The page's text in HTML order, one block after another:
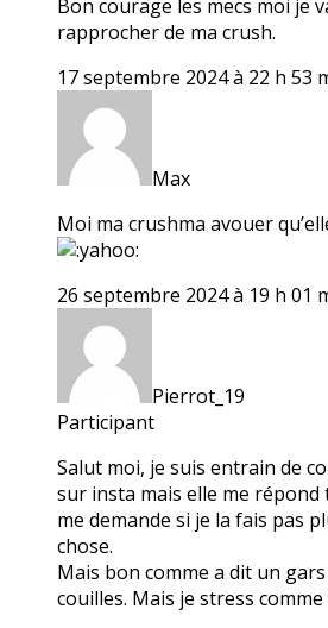
Bon courage les mecs moi je
rapprocher de ma crush.
17 septembre 2024 à 22 h 53
Max
Moi ma crushma avouer
26 septembre 2024 à 19 h 01
Pierrot_19
Participant
Salut moi, je suis entrain de
sur insta mais elle me
me demande si je la fais pas
chose.
Mais bon comme a dit un
couilles. Mais je stress